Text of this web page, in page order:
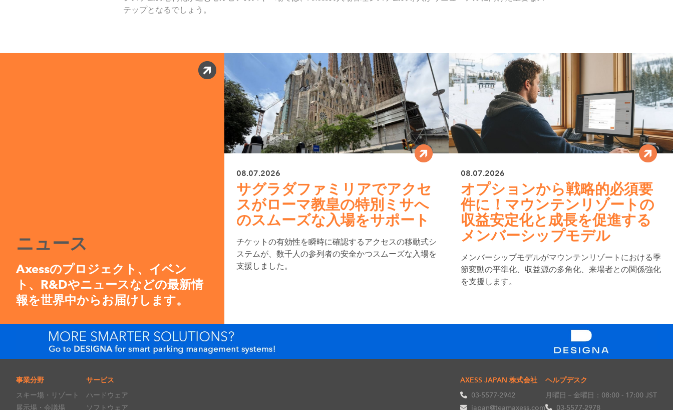
テップとなるでしょう。
ニュース
Axessのプロジェクト、イベン
ト、R&Dやニュースなどの最新情
報を世界中からお届けします。
08.07.2026
サグラダファミリアでアクセ
スがローマ教皇の特別ミサへ
のスムーズな入場をサポート
チケットの有効性を瞬時に確認するアクセスの移動式シ
ステムが、数千人の参列者の安全かつスムーズな入場を
支援しました。
08.07.2026
オプションから戦略的必須要
件に！マウンテンリゾートの
収益安定化と成長を促進する
メンバーシップモデル
メンバーシップモデルがマウンテンリゾートにおける季
節変動の平準化、収益源の多角化、来場者との関係強化
を支援します。
事業分野
スキー場・リゾート
展示場・会議場
サービス
ハードウェア
ソフトウェア
AXESS JAPAN 株式会社
03-5577-2942
japan@teamaxess.com
ヘルプデスク
月曜日－金曜日：08:00 - 17:00 JST
03-5577-2978